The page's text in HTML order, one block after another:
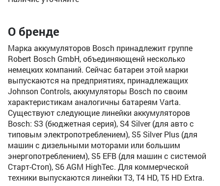
О бренде
Марка аккумуляторов Bosch принадлежит группе
Robert Bosch GmbH, объединяющенй несколько
немецких компаний. Сейчас батареи этой марки
выпускаются на предприятиях, принадлежащих
Johnson Controls, аккумуляторы Bosch по своим
характеристикам аналогичны батареям Varta.
Существуют следующие линейки аккумуляторов
Bosch: S3 (бюджетная серия), S4 Silver (для авто с
типовым электропотреблением), S5 Silver Plus (для
машин с дизельными моторами или большим
энергопотреблением), S5 EFB (для машин с системой
Старт-Стоп), S6 AGM HighTec. Для коммерческой
техники выпускаются линейки T3, T4 HD, T5 HD Extra.